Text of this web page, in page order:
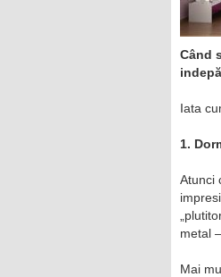
Când
Iata
1.
Atunci
metal
Mai